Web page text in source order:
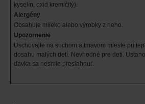
kyselín, oxid kremičitý).
Alergény
Obsahuje mlieko alebo výrobky z neho.
Upozornenie
Uschovajte na suchom a tmavom mieste pri
dosahu malých detí. Nevhodné pre deti.
dávka sa nesmie presiahnuť.